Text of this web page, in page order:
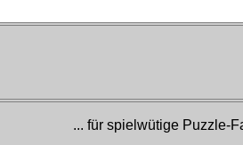
... für spielwütige Puzzle-